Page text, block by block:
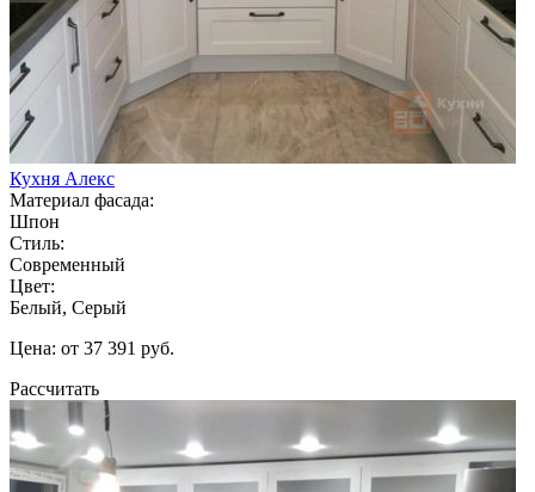
Кухня Алекс
Материал фасада:
Шпон
Стиль:
Современный
Цвет:
Белый, Серый
Цена: от 37 391 руб.
Рассчитать